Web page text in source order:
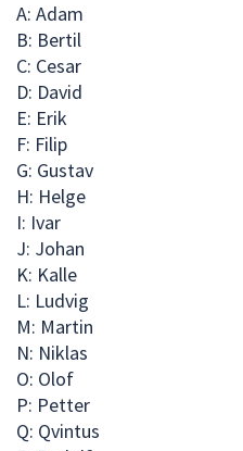
A: Adam
B: Bertil
C: Cesar
D: David
E: Erik
F: Filip
G: Gustav
H: Helge
I: Ivar
J: Johan
K: Kalle
L: Ludvig
M: Martin
N: Niklas
O: Olof
P: Petter
Q: Qvintus